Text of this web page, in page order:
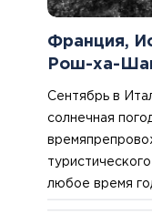
Франция,
Рош-ха-
Сентябрь в
солнечная
любое время